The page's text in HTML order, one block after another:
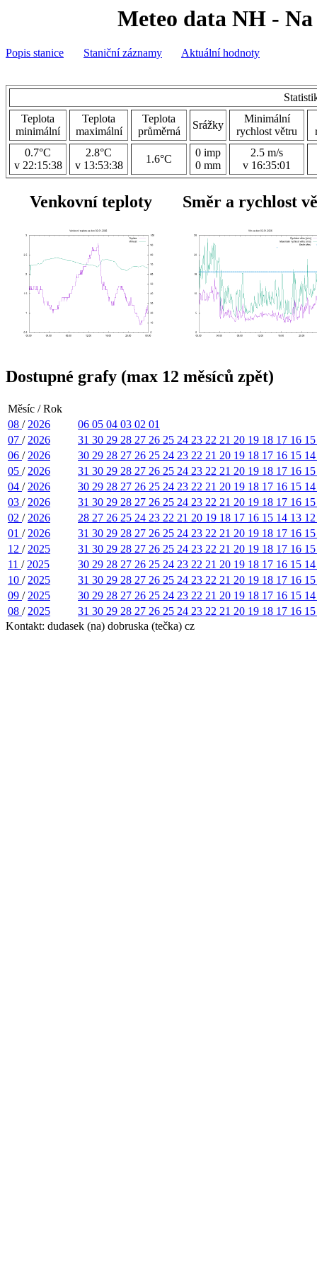
Meteo data NH - Na
Popis stanice Staniční záznamy Aktuální hodnoty
Teplota
minimální
Teplota
maximální
Teplota
průměrná
Srážky
Minimální
rychlost větru
0.7°C
v 22:15:38
2.8°C
v 13:53:38
1.6°C
0 imp
0 mm
2.5 m/s
v 16:35:01
Venkovní teploty Směr a rychlost
Dostupné grafy (max 12 měsíců zpět)
Měsíc / Rok
08 / 2026 06 05 04 03 02 01
07 / 2026 31 30 29 28 27 26 25 24 23 22 21 20 19 18 17 16
06 / 2026 30 29 28 27 26 25 24 23 22 21 20 19 18 17 16 15
05 / 2026 31 30 29 28 27 26 25 24 23 22 21 20 19 18 17 16
04 / 2026 30 29 28 27 26 25 24 23 22 21 20 19 18 17 16 15
03 / 2026 31 30 29 28 27 26 25 24 23 22 21 20 19 18 17 16
02 / 2026 28 27 26 25 24 23 22 21 20 19 18 17 16 15 14 13
01 / 2026 31 30 29 28 27 26 25 24 23 22 21 20 19 18 17 16
12 / 2025 31 30 29 28 27 26 25 24 23 22 21 20 19 18 17 16
11 / 2025 30 29 28 27 26 25 24 23 22 21 20 19 18 17 16 15
10 / 2025 31 30 29 28 27 26 25 24 23 22 21 20 19 18 17 16
09 / 2025 30 29 28 27 26 25 24 23 22 21 20 19 18 17 16 15
08 / 2025 31 30 29 28 27 26 25 24 23 22 21 20 19 18 17 16
Kontakt: dudasek (na) dobruska (tečka) cz